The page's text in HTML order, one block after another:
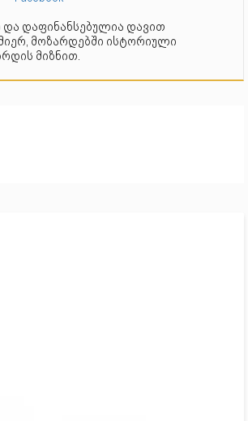
და დაფინანსებულია დავით
მოზარდებში ისტორიული
მიზნით.